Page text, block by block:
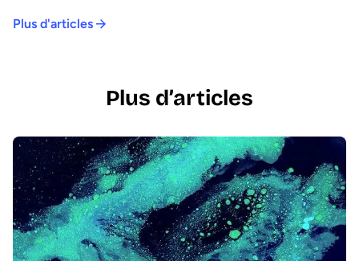
Plus d'articles
Plus d’articles